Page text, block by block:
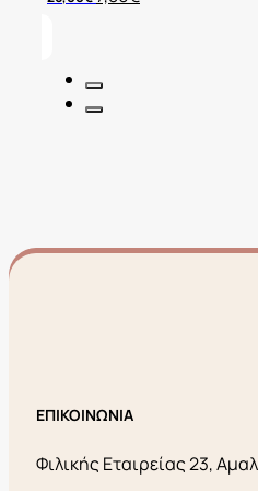
price
τρέχουσα
ΕΠΙΚΟΙΝΩΝΙΑ
Φιλικής Εταιρείας 23,